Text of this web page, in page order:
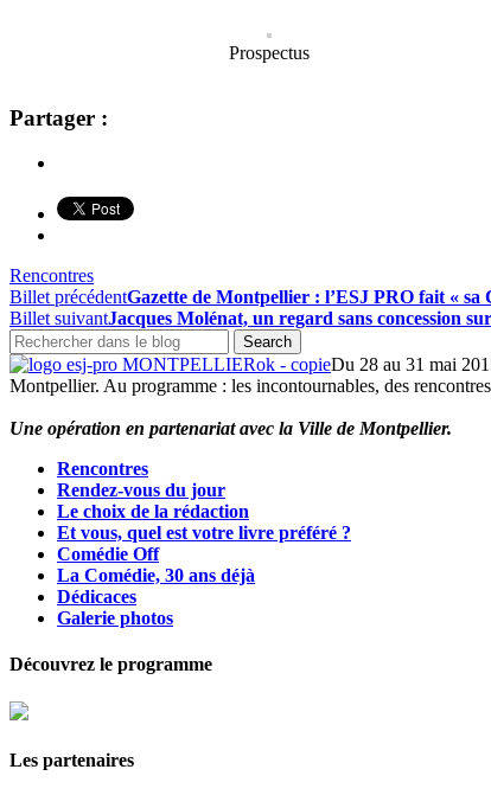
Prospectus
Partager :
Rencontres
Billet précédentGazette de Montpellier : l’ESJ PRO fait « sa
Billet suivantJacques Molénat, un regard sans concession
Du 28 au 31 mai
Montpellier. Au programme : les incontournables, des
Une opération en partenariat avec la Ville de Montpellier.
Rencontres
Rendez-vous du jour
Le choix de la rédaction
Et vous, quel est votre livre préféré ?
Comédie Off
La Comédie, 30 ans déjà
Dédicaces
Galerie photos
Découvrez le programme
Les partenaires